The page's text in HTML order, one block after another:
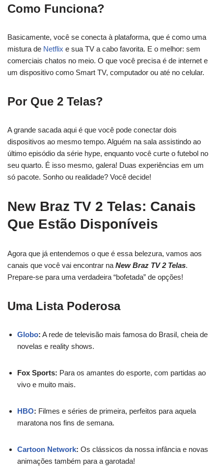
Como Funciona?
Basicamente, você se conecta à plataforma, que é como uma
mistura de Netflix e sua TV a cabo favorita. E o melhor: sem
comerciais chatos no meio. O que você precisa é de internet e
um dispositivo como Smart TV, computador ou até no celular.
Por Que 2 Telas?
A grande sacada aqui é que você pode conectar dois
dispositivos ao mesmo tempo. Alguém na sala assistindo ao
último episódio da série hype, enquanto você curte o futebol no
seu quarto. É isso mesmo, galera! Duas experiências em um
só pacote. Sonho ou realidade? Você decide!
New Braz TV 2 Telas: Canais
Que Estão Disponíveis
Agora que já entendemos o que é essa belezura, vamos aos
canais que você vai encontrar na New Braz TV 2 Telas.
Prepare-se para uma verdadeira “bofetada” de opções!
Uma Lista Poderosa
Globo: A rede de televisão mais famosa do Brasil, cheia de
novelas e reality shows.
Fox Sports: Para os amantes do esporte, com partidas ao
vivo e muito mais.
HBO: Filmes e séries de primeira, perfeitos para aquela
maratona nos fins de semana.
Cartoon Network: Os clássicos da nossa infância e novas
animações também para a garotada!